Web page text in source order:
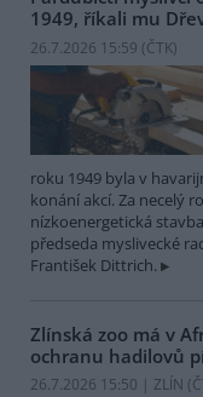
1949, říkali mu
26.7.2026 15:59 (ČTK)
roku 1949 byla v
konání akcí. Za necelý
nízkoenergetická
předseda myslivecké
František Dittrich.
Zlínská zoo má v
ochranu hadilovů
26.7.2026 15:50 | ZLÍN (